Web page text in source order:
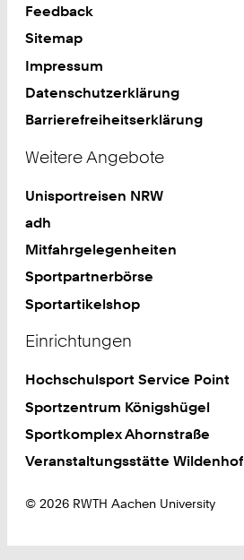
Feedback
Sitemap
Impressum
Datenschutzerklärung
Barrierefreiheitserklärung
Weitere Angebote
Unisportreisen NRW
adh
Mitfahrgelegenheiten
Sportpartnerbörse
Sportartikelshop
Einrichtungen
Hochschulsport Service Point
Sportzentrum Königshügel
Sportkomplex Ahornstraße
Veranstaltungsstätte Wildenhof
© 2026 RWTH Aachen University